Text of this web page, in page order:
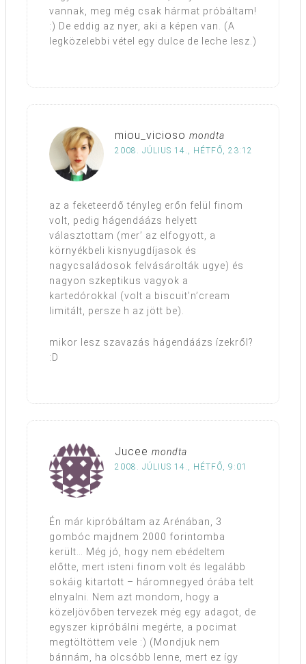
vannak, meg még csak hármat próbáltam!
:) De eddig az nyer, aki a képen van. (A
legközelebbi vétel egy dulce de leche lesz.)
miou_vicioso mondta
2008. JÚLIUS 14., HÉTFŐ, 23:12
az a feketeerdő tényleg erőn felül finom
volt, pedig hágendáázs helyett
választottam (mer’ az elfogyott, a
környékbeli kisnyugdíjasok és
nagycsaládosok felvásárolták ugye) és
nagyon szkeptikus vagyok a
kartedórokkal (volt a biscuit’n’cream
limitált, persze h az jött be).
mikor lesz szavazás hágendáázs ízekről?
:D
Jucee mondta
2008. JÚLIUS 14., HÉTFŐ, 9:01
Én már kipróbáltam az Arénában, 3
gombóc majdnem 2000 forintomba
került… Még jó, hogy nem ebédeltem
előtte, mert isteni finom volt és legalább
sokáig kitartott – háromnegyed órába telt
elnyalni. Nem azt mondom, hogy a
közeljövőben tervezek még egy adagot, de
egyszer kipróbálni megérte, a pocimat
megtöltöttem vele :) (Mondjuk nem
bánnám, ha olcsóbb lenne, mert ez így